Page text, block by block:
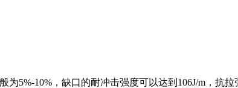
5%-10%，缺口的耐冲击强度可以达到106J/m，抗拉